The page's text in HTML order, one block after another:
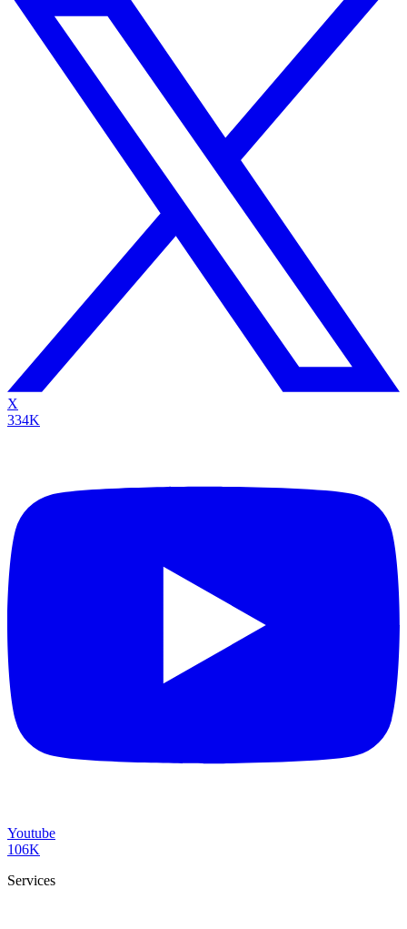
X
334K
Youtube
106K
Services